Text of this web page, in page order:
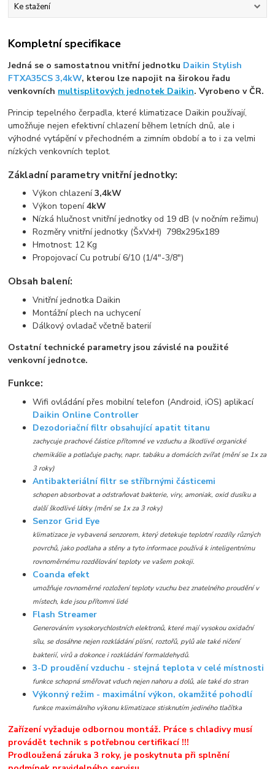
Ke stažení
Kompletní specifikace
Jedná se o samostatnou vnitřní jednotku Daikin Stylish
FTXA35CS 3,4kW, kterou lze napojit na širokou řadu
venkovních multisplitových jednotek Daikin. Vyrobeno v ČR.
Princip tepelného čerpadla, které klimatizace Daikin používají,
umožňuje nejen efektivní chlazení během letních dnů, ale i
výhodné vytápění v přechodném a zimním období a to i za velmi
nízkých venkovních teplot.
Základní parametry vnitřní jednotky:
Výkon chlazení3,4kW
Výkon topení4kW
Nízká hlučnost vnitřní jednotky od 19 dB (v nočním režimu)
Rozměry vnitřní jednotky (ŠxVxH) 798x295x189
Hmotnost: 12 Kg
Propojovací Cu potrubí 6/10 (1/4"-3/8")
Obsah balení:
Vnitřní jednotka Daikin
Montážní plech na uchycení
Dálkový ovladač včetně baterií
Ostatní technické parametry jsou závislé na použité
venkovní jednotce.
Funkce:
Wifi ovládání přes mobilní telefon (Android, iOS) aplikací
Daikin Online Controller
Dezodoriační filtr obsahující apatit titanu
zachycuje prachové částice přítomné ve vzduchu a škodlivé organické
chemikálie a potlačuje pachy, napr. tabáku a domácích zvířat (mění se 1x za
3 roky)
Antibakteriální filtr se stříbrnými částicemi
schopen absorbovat a odstraňovat bakterie, viry, amoniak, oxid dusíku a
další škodlivé látky (mění se 1x za 3 roky)
Senzor Grid Eye
klimatizace je vybavená senzorem, který detekuje teplotní rozdíly různých
povrchů, jako podlaha a stěny a tyto informace používá k inteligentnímu
rovnoměrnému rozdělování teploty ve vašem pokoji.
Coanda efekt
umožňuje rovnoměrné rozložení teploty vzuchu bez znatelného proudění v
místech, kde jsou přítomni lidé
Flash Streamer
Generováním vysokorychlostních elektronů, které mají vysokou oxidační
sílu, se dosáhne nejen rozkládání plísní, roztořů, pylů ale také ničení
bakterií, virů a dokonce i rozkládání formaldehydů.
3-D proudění vzduchu - stejná teplota v celé místnosti
funkce schopná směřovat vduch nejen nahoru a dolů, ale také do stran
Výkonný režim - maximální výkon, okamžité pohodlí
funkce maximálního výkonu klimatizace stisknutím jediného tlačítka
Zařízení vyžaduje odbornou montáž. Práce s chladivy musí
provádět technik s potřebnou certifikací !!!
Prodloužená záruka 3 roky, je poskytnuta při splnění